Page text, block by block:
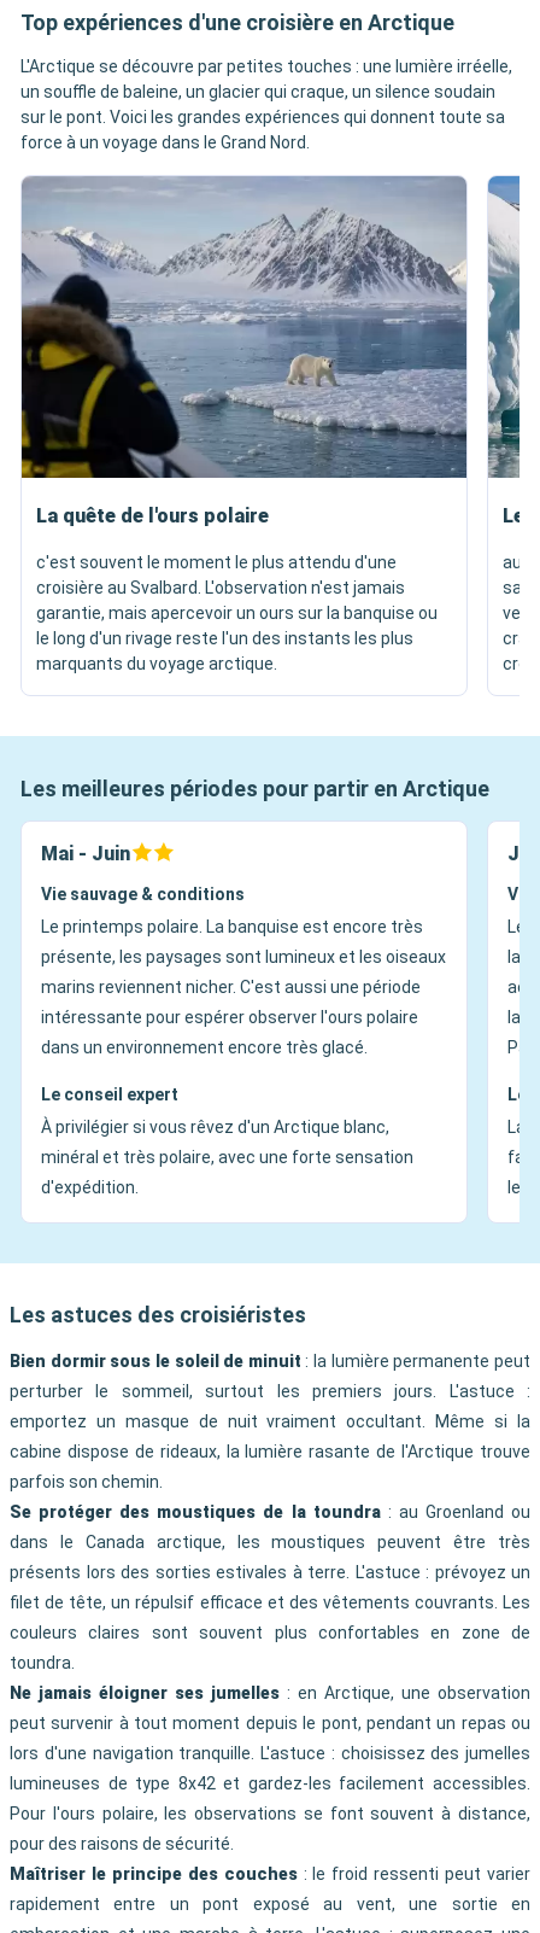
Top expériences d'une croisière en Arctique
L'Arctique se découvre par petites touches : une lumière irréelle,
un souffle de baleine, un glacier qui craque, un silence soudain
sur le pont. Voici les grandes expériences qui donnent toute sa
force à un voyage dans le Grand Nord.
La quête de l'ours polaire
c'est souvent le moment le plus attendu d'une
croisière au Svalbard. L'observation n'est jamais
garantie, mais apercevoir un ours sur la banquise ou
le long d'un rivage reste l'un des instants les plus
marquants du voyage arctique.
Le
au
Les meilleures périodes pour partir en Arctique
Mai - Juin
Vie sauvage & conditions
Le printemps polaire. La banquise est encore très
présente, les paysages sont lumineux et les oiseaux
marins reviennent nicher. C'est aussi une période
intéressante pour espérer observer l'ours polaire
dans un environnement encore très glacé.
Le conseil expert
À privilégier si vous rêvez d'un Arctique blanc,
minéral et très polaire, avec une forte sensation
d'expédition.
Vie
Le
la
Le
La
les
Les astuces des croisiéristes
Bien dormir sous le soleil de minuit : la lumière permanente peut
perturber le sommeil, surtout les premiers jours. L'astuce :
emportez un masque de nuit vraiment occultant. Même si la
cabine dispose de rideaux, la lumière rasante de l'Arctique trouve
parfois son chemin.
Se protéger des moustiques de la toundra: au Groenland ou
dans le Canada arctique, les moustiques peuvent être très
présents lors des sorties estivales à terre. L'astuce : prévoyez un
filet de tête, un répulsif efficace et des vêtements couvrants. Les
couleurs claires sont souvent plus confortables en zone de
toundra.
Ne jamais éloigner ses jumelles : en Arctique, une observation
peut survenir à tout moment depuis le pont, pendant un repas ou
lors d'une navigation tranquille. L'astuce : choisissez des jumelles
lumineuses de type 8x42 et gardez-les facilement accessibles.
Pour l'ours polaire, les observations se font souvent à distance,
pour des raisons de sécurité.
Maîtriser le principe des couches: le froid ressenti peut varier
rapidement entre un pont exposé au vent, une sortie en